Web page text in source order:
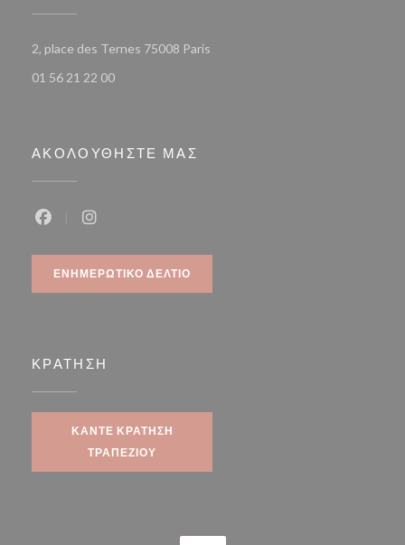
2, place des Ternes 75008 Paris
01 56 21 22 00
ΑΚΟΛΟΥΘΉΣΤΕ ΜΑΣ
ΕΝΗΜΕΡΩΤΙΚΌ ΔΕΛΤΊΟ
ΚΡΆΤΗΣΗ
ΚΆΝΤΕ ΚΡΆΤΗΣΗ
ΤΡΑΠΕΖΙΟΎ